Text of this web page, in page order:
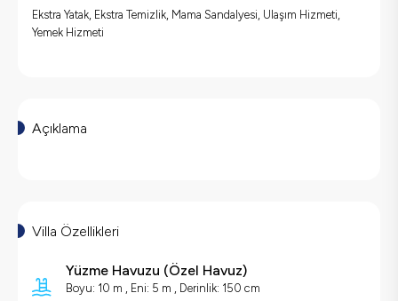
Ekstra Yatak, Ekstra Temizlik, Mama Sandalyesi, Ulaşım Hizmeti,
Yemek Hizmeti
Açıklama
Villa Özellikleri
Yüzme Havuzu (Özel Havuz)
Boyu: 10 m , Eni: 5 m , Derinlik: 150 cm